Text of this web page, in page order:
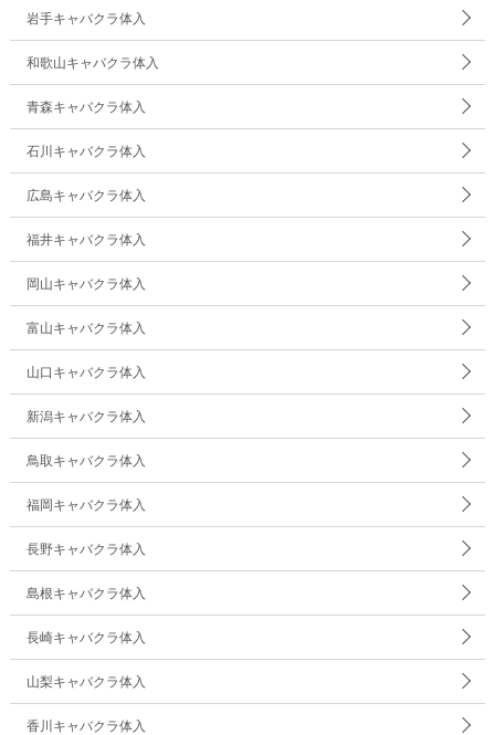
岩手キャバクラ体入
和歌山キャバクラ体入
青森キャバクラ体入
石川キャバクラ体入
広島キャバクラ体入
福井キャバクラ体入
岡山キャバクラ体入
富山キャバクラ体入
山口キャバクラ体入
新潟キャバクラ体入
鳥取キャバクラ体入
福岡キャバクラ体入
長野キャバクラ体入
島根キャバクラ体入
長崎キャバクラ体入
山梨キャバクラ体入
香川キャバクラ体入